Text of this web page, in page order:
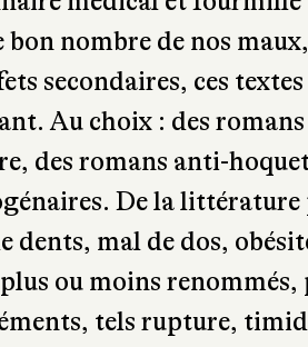
français par le
d’excellents libraires, ce
médical et fourmille
bon nombre de nos
secondaires, ces
Au choix : des
des romans anti-
De la
dents, mal de dos,